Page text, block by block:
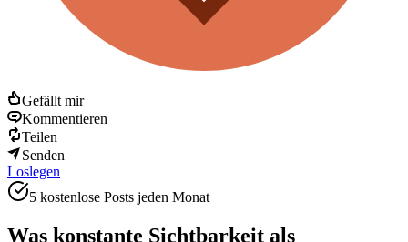
Gefällt mir
Kommentieren
Teilen
Senden
Loslegen
5 kostenlose Posts jeden Monat
Was konstante Sichtbarkeit als